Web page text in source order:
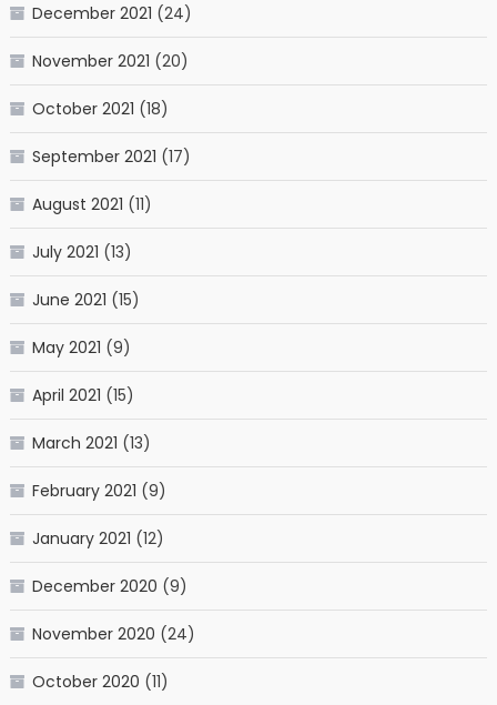
December 2021 (24)
November 2021 (20)
October 2021 (18)
September 2021 (17)
August 2021 (11)
July 2021 (13)
June 2021 (15)
May 2021 (9)
April 2021 (15)
March 2021 (13)
February 2021 (9)
January 2021 (12)
December 2020 (9)
November 2020 (24)
October 2020 (11)